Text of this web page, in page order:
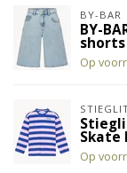
BY-BAR
BY-
Op
Skate
Op